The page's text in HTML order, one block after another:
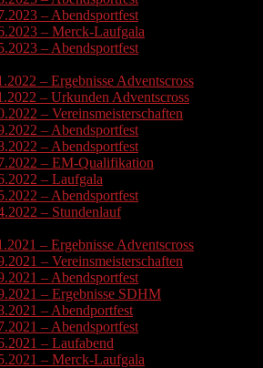
– Abendsportfest
– Merck-Laufgala
– Abendsportfest
– Ergebnisse Adventscross
– Urkunden Adventscross
– Vereinsmeisterschaften
– Abendsportfest
– Abendsportfest
– EM-Qualifikation
– Laufgala
– Abendsportfest
– Stundenlauf
– Ergebnisse Adventscross
– Vereinsmeisterschaften
– Abendsportfest
– Ergebnisse SDHM
– Abendportfest
– Abendsportfest
– Laufabend
– Merck-Laufgala